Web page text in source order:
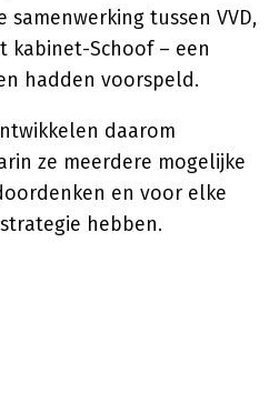
tussen VVD,
kabinet-Schoof – een
hadden voorspeld.
daarom
ze meerdere mogelijke
en voor elke
hebben.